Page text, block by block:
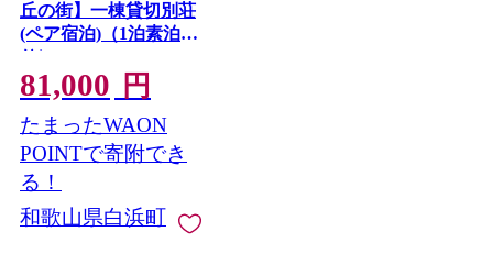
丘の街】一棟貸切別荘
(ペア宿泊)（1泊素泊ま
り）
81,000 円
たまったWAON
POINTで寄附でき
る！
和歌山県白浜町